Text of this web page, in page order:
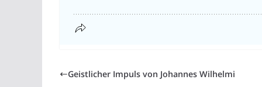
Geistlicher Impuls von Johannes Wilhelmi